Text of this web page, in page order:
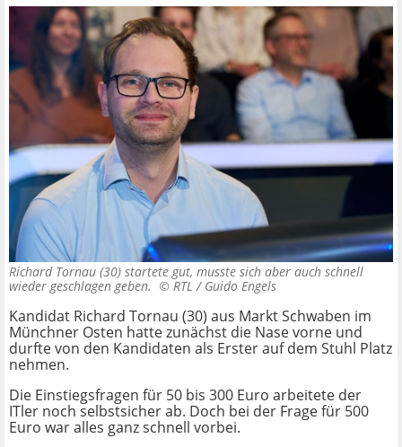
Richard Tornau (30) startete gut, musste sich aber auch schnell
wieder geschlagen geben. © RTL / Guido Engels
Kandidat Richard Tornau (30) aus Markt Schwaben im
Münchner Osten hatte zunächst die Nase vorne und
durfte von den Kandidaten als Erster auf dem Stuhl Platz
nehmen.
Die Einstiegsfragen für 50 bis 300 Euro arbeitete der
ITler noch selbstsicher ab. Doch bei der Frage für 500
Euro war alles ganz schnell vorbei.